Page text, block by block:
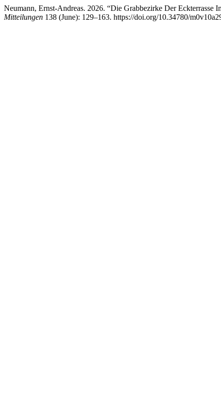
Neumann, Ernst-Andreas. 2026. “Die Grabbezirke Der
Mitteilungen 138 (June): 129–163. https://doi.org/10.34780/